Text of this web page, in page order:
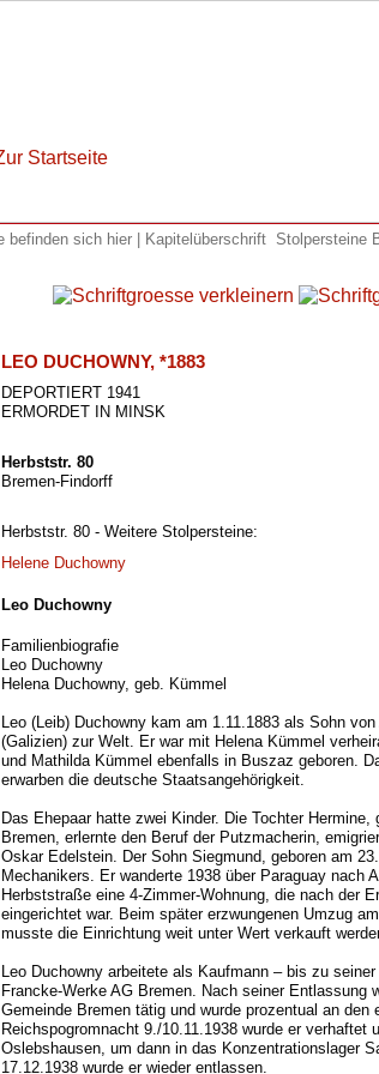
Stolpersteine
LEO DUCHOWNY, *1883
DEPORTIERT 1941
ERMORDET IN MINSK
Herbststr. 80
Bremen-Findorff
Herbststr. 80 - Weitere Stolpersteine:
Helene Duchowny
Leo Duchowny
Familienbiografie
Leo Duchowny
Helena Duchowny, geb. Kümmel
Leo (Leib) Duchowny kam am 1.11.1883 als Sohn
(Galizien) zur Welt. Er war mit Helena Kümmel
und Mathilda Kümmel ebenfalls in Buszaz geboren.
erwarben die deutsche Staatsangehörigkeit.
Das Ehepaar hatte zwei Kinder. Die Tochter
Bremen, erlernte den Beruf der Putzmacherin,
Oskar Edelstein. Der Sohn Siegmund, geboren am
Mechanikers. Er wanderte 1938 über Paraguay nach
Herbststraße eine 4-Zimmer-Wohnung, die nach der
eingerichtet war. Beim später erzwungenen Umzug
musste die Einrichtung weit unter Wert verkauft
Leo Duchowny arbeitete als Kaufmann – bis zu
Francke-Werke AG Bremen. Nach seiner
Gemeinde Bremen tätig und wurde prozentual an
Reichspogromnacht 9./10.11.1938 wurde er verhaftet
Oslebshausen, um dann in das Konzentrationslager
17.12.1938 wurde er wieder entlassen.